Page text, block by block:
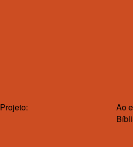
Projeto:
Ao